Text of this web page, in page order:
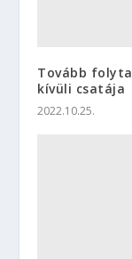
Tovább
kívüli csatája
2022.10.25.